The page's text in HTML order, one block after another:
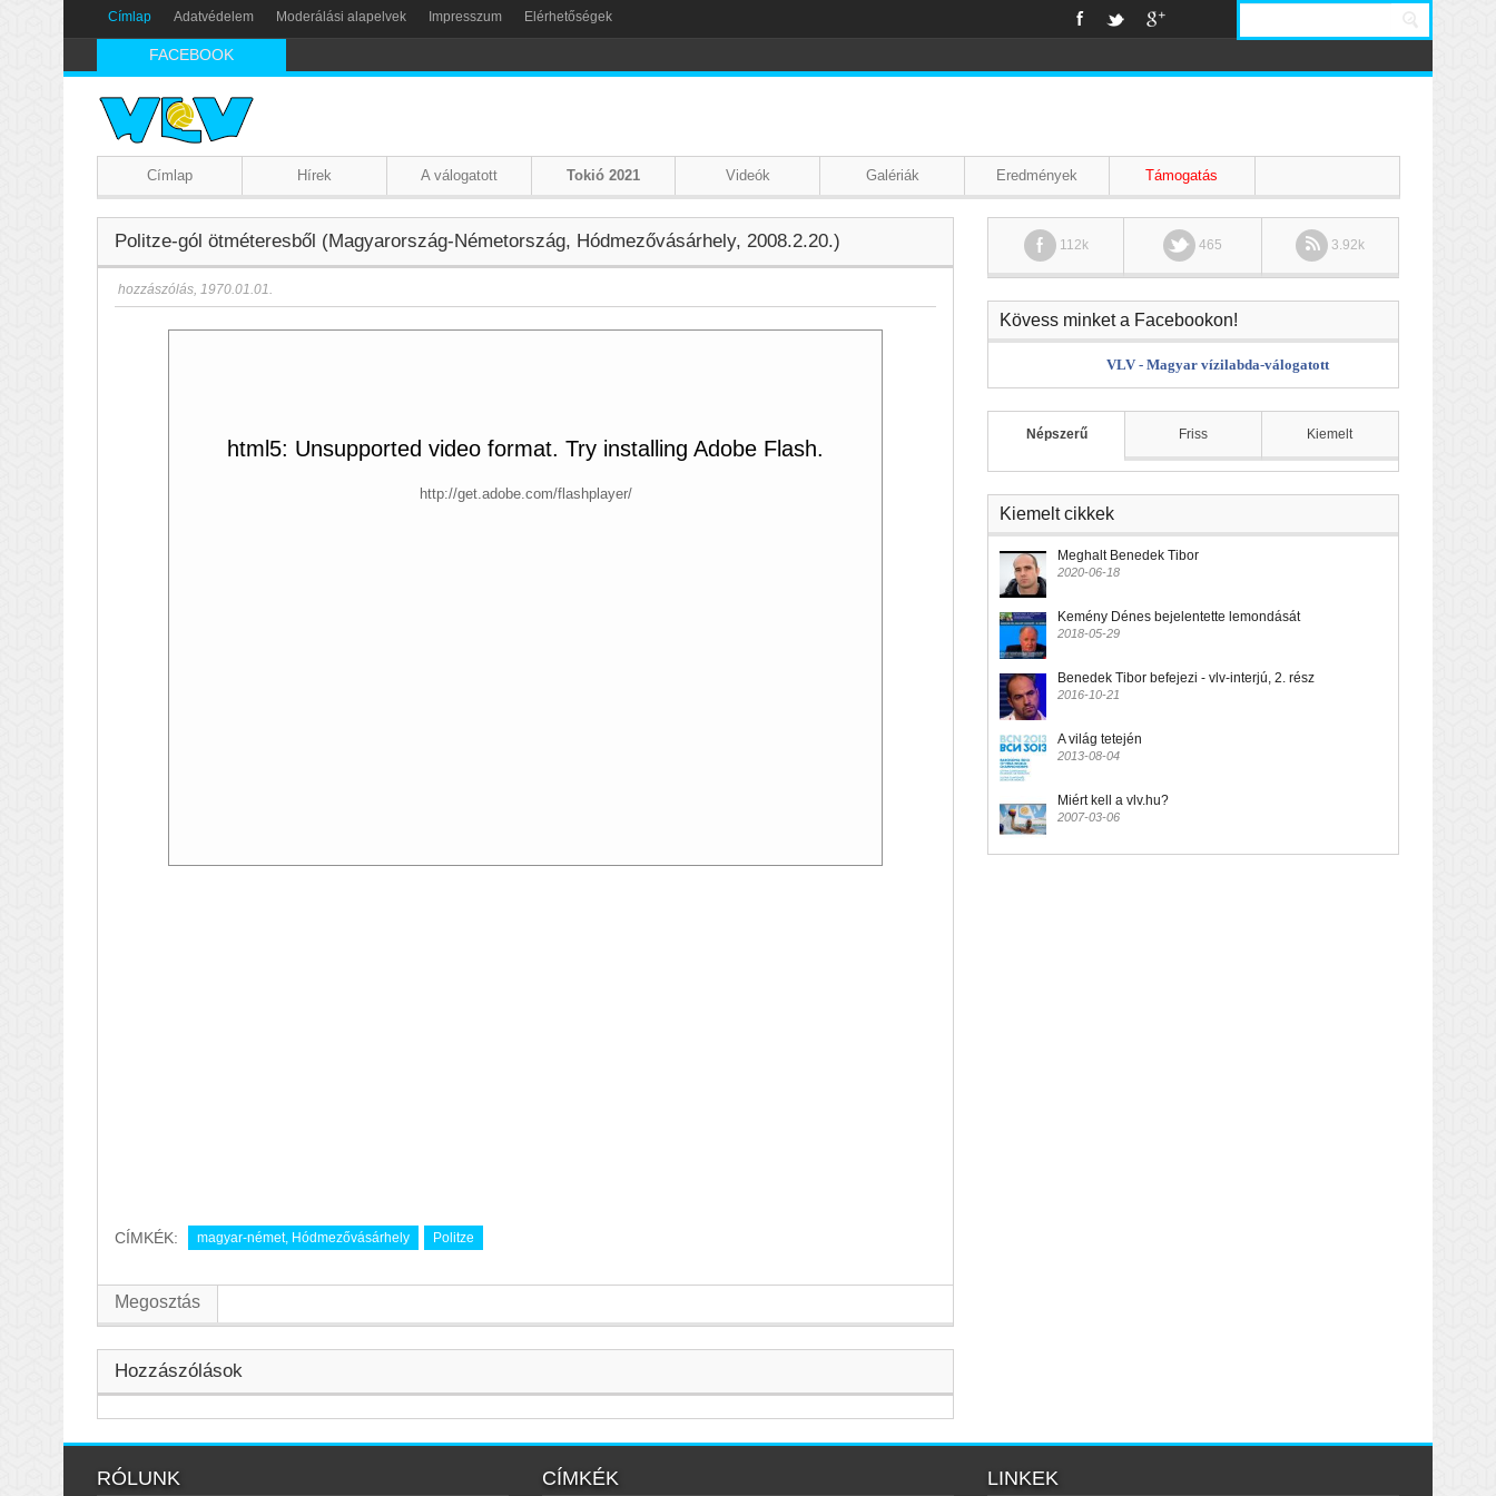
Címlap Adatvédelem Moderálási alapelvek Impresszum Elérhetőségek
FACEBOOK
Címlap Hírek A válogatott Tokió 2021 Videók Galériák Eredmények Támogatás
Politze-gól ötméteresből (Magyarország-Németország, Hódmezővásárhely, 2008.2.20.)
hozzászólás, 1970.01.01.
html5: Unsupported video format. Try installing Adobe Flash.
http://get.adobe.com/flashplayer/
CÍMKÉK: magyar-német, Hódmezővásárhely Politze
Megosztás
Hozzászólások
112k 465 3.92k
Kövess minket a Facebookon!
VLV - Magyar vízilabda-válogatott
Népszerű Friss Kiemelt
Kiemelt cikkek
Meghalt Benedek Tibor
2020-06-18
Kemény Dénes bejelentette lemondását
2018-05-29
Benedek Tibor befejezi - vlv-interjú, 2. rész
2016-10-21
A világ tetején
2013-08-04
Miért kell a vlv.hu?
2007-03-06
RÓLUNK CÍMKÉK LINKEK